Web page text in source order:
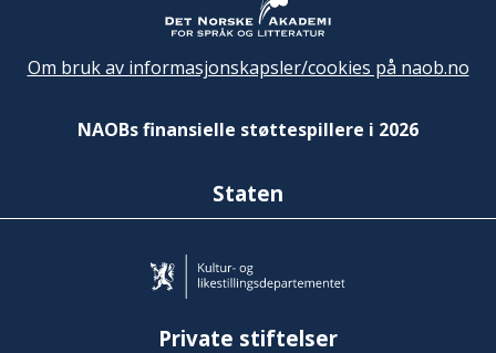
Om bruk av informasjonskapsler/cookies på naob.no
NAOBs finansielle støttespillere i 2026
Staten
Private stiftelser